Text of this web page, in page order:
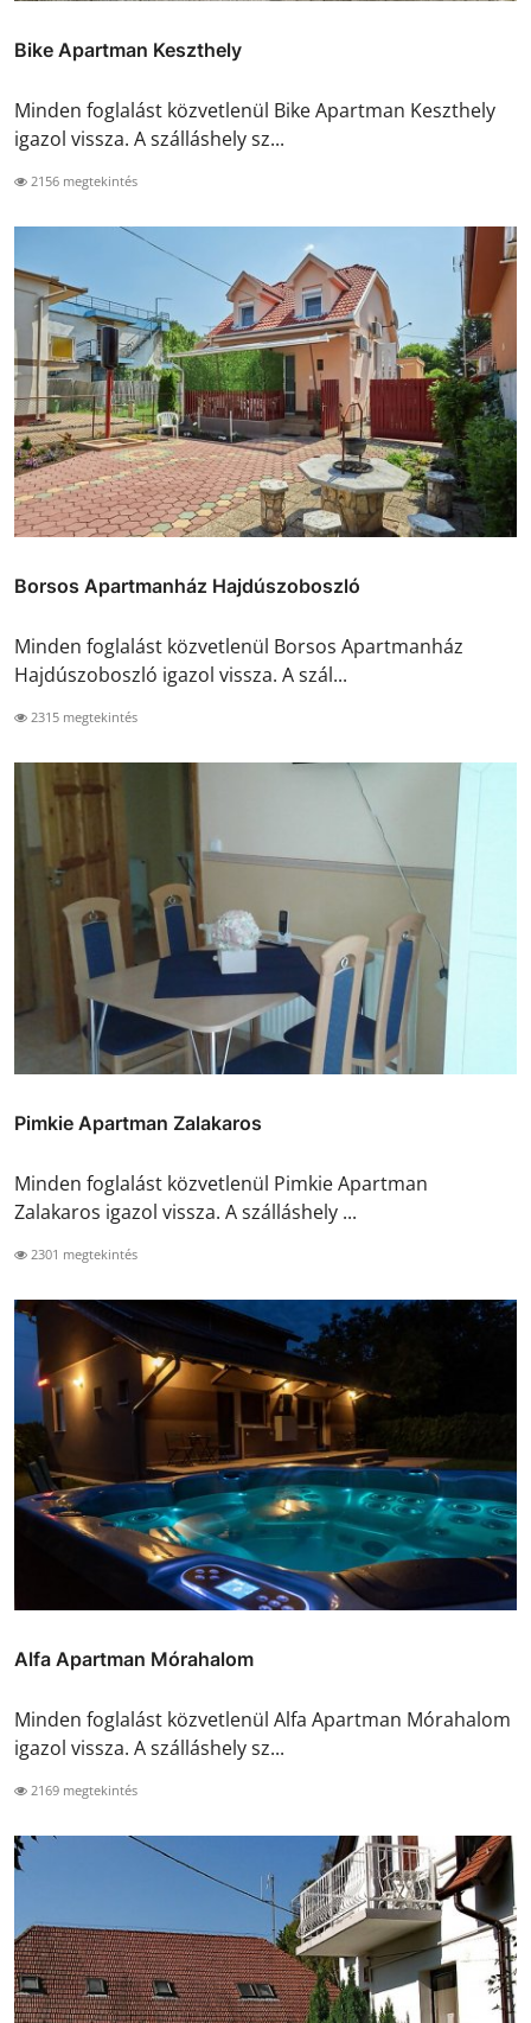
Bike Apartman Keszthely
Minden foglalást közvetlenül Bike Apartman Keszthely
igazol vissza. A szálláshely sz...
2156 megtekintés
Borsos Apartmanház Hajdúszoboszló
Minden foglalást közvetlenül Borsos Apartmanház
Hajdúszoboszló igazol vissza. A szál...
2315 megtekintés
Pimkie Apartman Zalakaros
Minden foglalást közvetlenül Pimkie Apartman
Zalakaros igazol vissza. A szálláshely ...
2301 megtekintés
Alfa Apartman Mórahalom
Minden foglalást közvetlenül Alfa Apartman Mórahalom
igazol vissza. A szálláshely sz...
2169 megtekintés